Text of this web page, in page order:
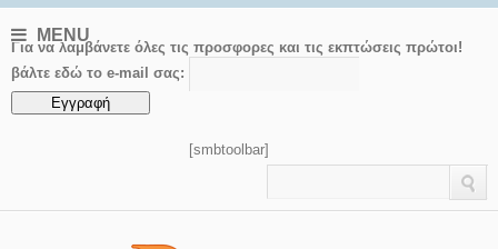
MENU
Για να λαμβάνετε όλες τις προσφορες και τις εκπτώσεις πρώτοι!
βάλτε εδώ το e-mail σας:
[smbtoolbar]